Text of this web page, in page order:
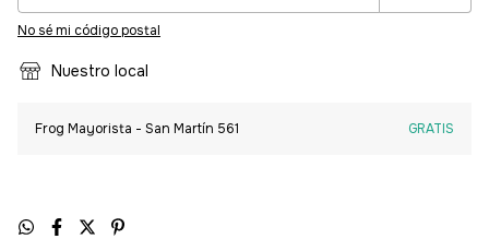
No sé mi código postal
Nuestro local
Frog Mayorista - San Martín 561 GRATIS